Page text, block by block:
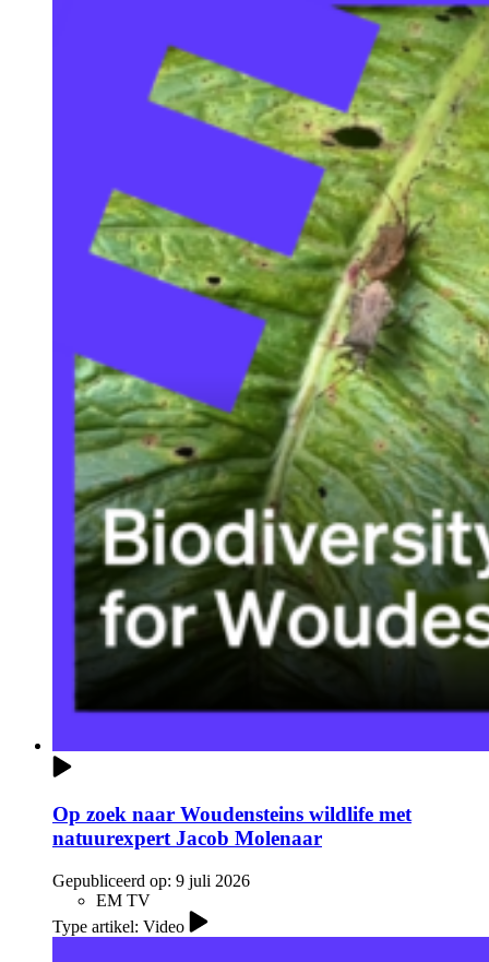
Op zoek naar Woudensteins wildlife met
natuurexpert Jacob Molenaar
Gepubliceerd op: 9 juli 2026
EM TV
Type artikel: Video